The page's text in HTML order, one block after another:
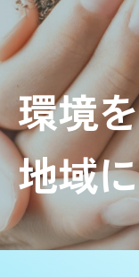
環境
地域